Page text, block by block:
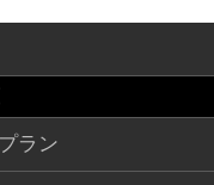
ラン